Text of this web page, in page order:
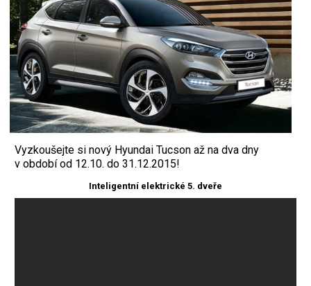
Vyzkoušejte si nový Hyundai Tucson až na dva dny
v období od 12.10. do 31.12.2015!
Inteligentní elektrické 5. dveře